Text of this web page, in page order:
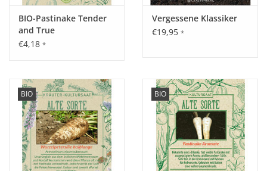
BIO-Pastinake Tender
and True
€4,18 *
Vergessene Klassiker
€19,95 *
BIO BIO